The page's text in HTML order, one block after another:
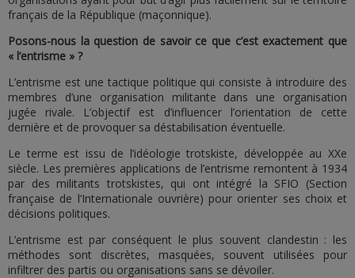
français de la République (maçonnique).
Posons-nous la question de savoir ce que c’est exactement que
« l’entrisme » ?
L’entrisme est une tactique politique qui consiste à introduire des
membres d’une organisation militante dans une organisation
jugée rivale. L’objectif est d’influencer l’orientation de cette
dernière et de provoquer sa déstabilisation éventuelle.
Le terme est issu de l’idéologie trotskiste, développée au XXe
siècle. Les premières applications de l’entrisme remontent à 1934
par des militants trotskistes, qui ont intégré la SFIO (Section
française de l’Internationale ouvrière) pour orienter ses choix et
décisions politiques.
L’entrisme est par conséquent le plus souvent clandestin : les
méthodes sont discrètes, masquées, souvent utilisées pour
infiltrer des partis ou organisations sans se dévoiler.